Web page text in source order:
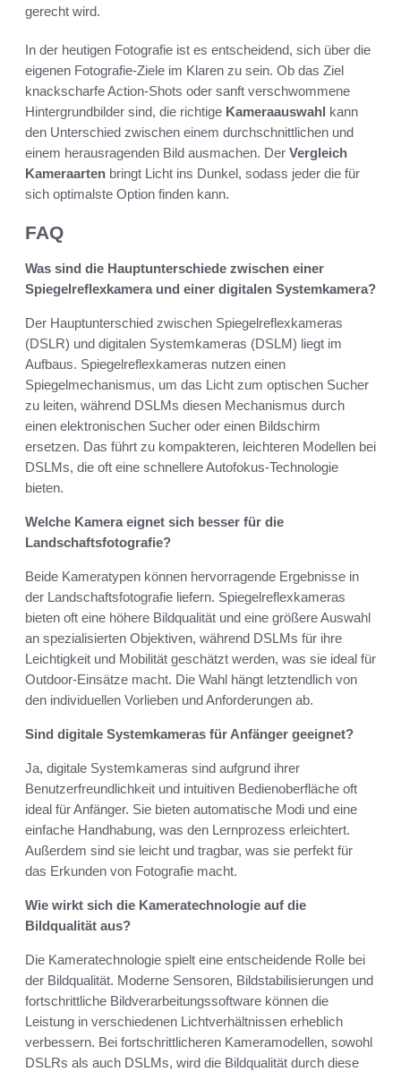
gerecht wird.
In der heutigen Fotografie ist es entscheidend, sich über die
eigenen Fotografie-Ziele im Klaren zu sein. Ob das Ziel
knackscharfe Action-Shots oder sanft verschwommene
Hintergrundbilder sind, die richtige Kameraauswahl kann
den Unterschied zwischen einem durchschnittlichen und
einem herausragenden Bild ausmachen. Der Vergleich
Kameraarten bringt Licht ins Dunkel, sodass jeder die für
sich optimalste Option finden kann.
FAQ
Was sind die Hauptunterschiede zwischen einer
Spiegelreflexkamera und einer digitalen Systemkamera?
Der Hauptunterschied zwischen Spiegelreflexkameras
(DSLR) und digitalen Systemkameras (DSLM) liegt im
Aufbaus. Spiegelreflexkameras nutzen einen
Spiegelmechanismus, um das Licht zum optischen Sucher
zu leiten, während DSLMs diesen Mechanismus durch
einen elektronischen Sucher oder einen Bildschirm
ersetzen. Das führt zu kompakteren, leichteren Modellen bei
DSLMs, die oft eine schnellere Autofokus-Technologie
bieten.
Welche Kamera eignet sich besser für die
Landschaftsfotografie?
Beide Kameratypen können hervorragende Ergebnisse in
der Landschaftsfotografie liefern. Spiegelreflexkameras
bieten oft eine höhere Bildqualität und eine größere Auswahl
an spezialisierten Objektiven, während DSLMs für ihre
Leichtigkeit und Mobilität geschätzt werden, was sie ideal für
Outdoor-Einsätze macht. Die Wahl hängt letztendlich von
den individuellen Vorlieben und Anforderungen ab.
Sind digitale Systemkameras für Anfänger geeignet?
Ja, digitale Systemkameras sind aufgrund ihrer
Benutzerfreundlichkeit und intuitiven Bedienoberfläche oft
ideal für Anfänger. Sie bieten automatische Modi und eine
einfache Handhabung, was den Lernprozess erleichtert.
Außerdem sind sie leicht und tragbar, was sie perfekt für
das Erkunden von Fotografie macht.
Wie wirkt sich die Kameratechnologie auf die
Bildqualität aus?
Die Kameratechnologie spielt eine entscheidende Rolle bei
der Bildqualität. Moderne Sensoren, Bildstabilisierungen und
fortschrittliche Bildverarbeitungssoftware können die
Leistung in verschiedenen Lichtverhältnissen erheblich
verbessern. Bei fortschrittlicheren Kameramodellen, sowohl
DSLRs als auch DSLMs, wird die Bildqualität durch diese